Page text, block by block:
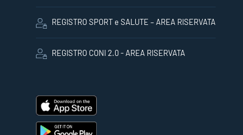
REGISTRO SPORT e SALUTE – AREA RISERVATA
REGISTRO CONI 2.0 - AREA RISERVATA